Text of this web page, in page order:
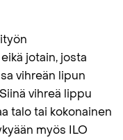
jotain, josta
vihreän lipun
vihreä lippu
talo tai kokonainen
myös ILO